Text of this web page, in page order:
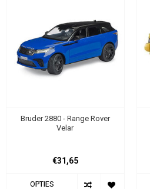
Bruder 2880 - Range Rover
Velar
€31,65
OPTIES